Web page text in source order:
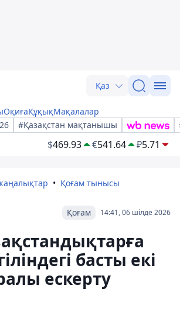
Қаз
ОқиғаҚұқықМақалалар
#Қазақстан мақтанышы
$469.93 €541.64 ₽5.71
Қоғам тынысы
14:41, 06 шілде 2026
Қоғам
басты екі
ескерту